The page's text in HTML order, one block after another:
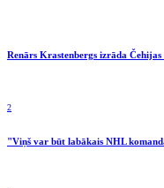
Renārs Krastenbergs izrāda
2
"Viņš var būt labākais NHL